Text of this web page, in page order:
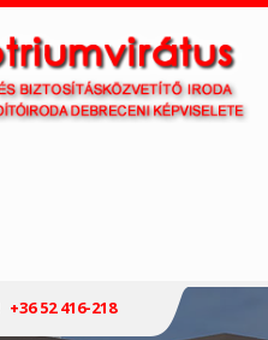
+36 52 416-218